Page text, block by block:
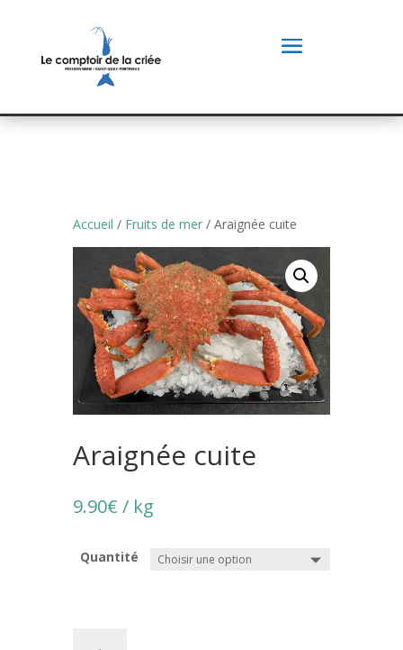
Accueil / Fruits de mer/ Araignée cuite
Araignée cuite
9.90€ / kg
Quantité